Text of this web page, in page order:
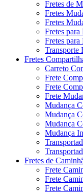
Fretes de
Fretes
Fretes
Fretes
Fretes para
Transporte
Fretes
Carreto
Frete
Frete
Frete
Mudança
Mudança
Mudança
Mudança
Fretes de
Frete
Frete
Frete